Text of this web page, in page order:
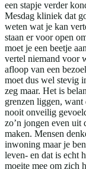
een stapje verder
Mesdag kliniek dat
weten wat je kan
staan er voor open
moet je een beetje
vertel niemand voor
afloop van een
moet dus wel stevig
zeg maar. Het is
grenzen liggen,
nooit onveilig
zo’n jongen even uit
maken. Mensen
inwoning maar je
leven- en dat is echt
moeite mee om zich